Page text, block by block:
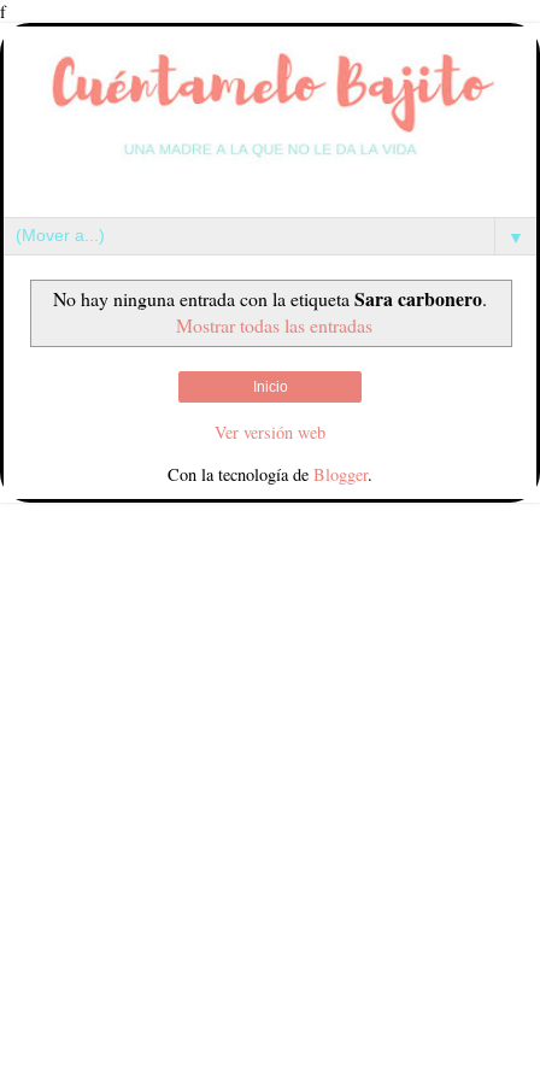
f
▼
No hay ninguna entrada con la etiqueta Sara carbonero.
Mostrar todas las entradas
Inicio
Ver versión web
Con la tecnología de Blogger.